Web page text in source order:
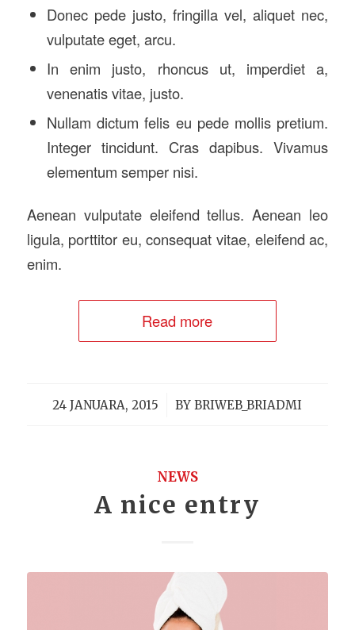
Donec pede justo, fringilla vel, aliquet nec,
vulputate eget, arcu.
In enim justo, rhoncus ut, imperdiet a,
venenatis vitae, justo.
Nullam dictum felis eu pede mollis pretium.
Integer tincidunt. Cras dapibus. Vivamus
elementum semper nisi.
Aenean vulputate eleifend tellus. Aenean leo
ligula, porttitor eu, consequat vitae, eleifend ac,
enim.
Read more
24 JANUARA, 2015
/ BYBRIWEB_BRIADMI
NEWS
A nice entry